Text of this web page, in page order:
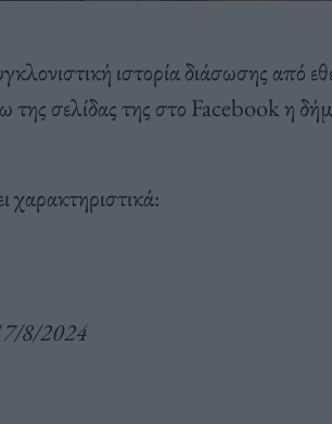
ιστορία διάσωσης από
της σελίδας της στο Facebook η
8/2024